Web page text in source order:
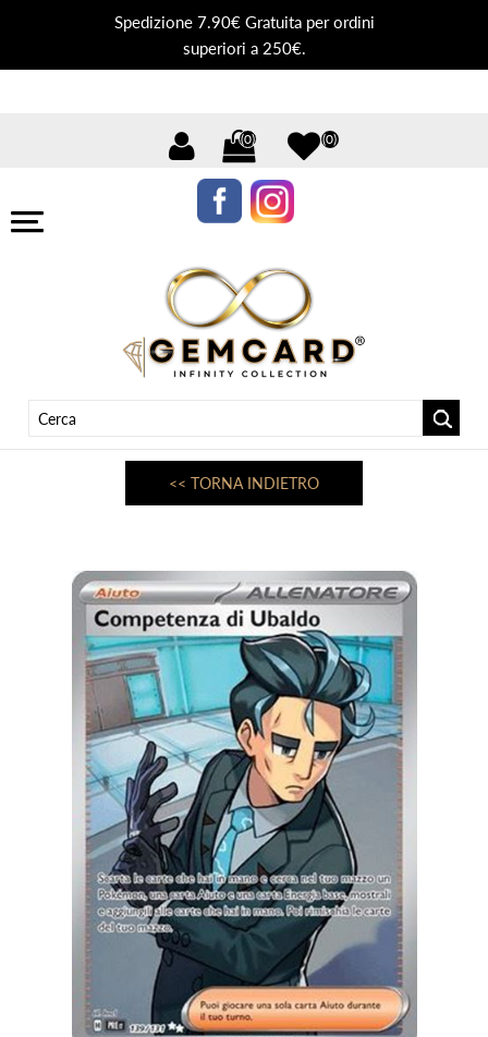
Spedizione 7.90€ Gratuita per ordini
superiori a 250€.
(0) (0)
<< TORNA INDIETRO